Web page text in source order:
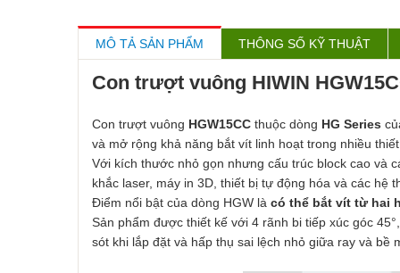
MÔ TẢ SẢN PHẨM THÔNG SỐ KỸ THUẬT
Con trượt vuông HIWIN
Con trượt vuông HGW15CC thuộc dòng HG Series
và mở rộng khả năng bắt vít linh hoạt trong nhiều
Với kích thước nhỏ gọn nhưng cấu trúc block cao và
khắc laser, máy in 3D, thiết bị tự động hóa và các hệ
Điểm nổi bật của dòng HGW là có thể bắt vít từ hai
Sản phẩm được thiết kế với 4 rãnh bi tiếp xúc góc
sót khi lắp đặt và hấp thụ sai lệch nhỏ giữa ray và